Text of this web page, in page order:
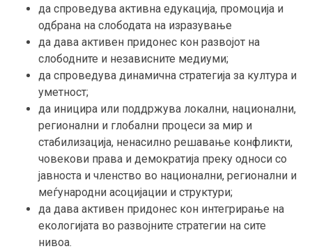
да спроведува активна едукација, промоција и
одбрана на слободата на изразување
да дава активен придонес кон развојот на
слободните и независните медиуми;
да спроведува динамична стратегија за култура и
уметност;
да иницира или поддржува локални, национални,
регионални и глобални процеси за мир и
стабилизација, ненасилно решавање конфликти,
човекови права и демократија преку односи со
јавноста и членство во национални, регионални и
меѓународни асоцијации и структури;
да дава активен придонес кон интегрирање на
екологијата во развојните стратегии на сите
нивоа.